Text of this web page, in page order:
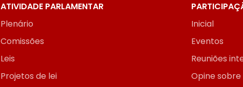
ATIVIDADE PARLAMENTAR
Plenário
Comissões
Leis
Projetos de lei
Inicial
Eventos
Reuniões
Opine